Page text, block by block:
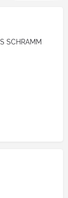
SCHRAMM